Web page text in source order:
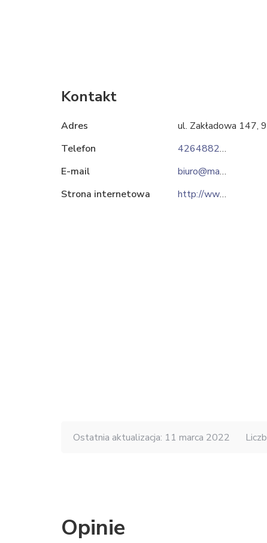
Kontakt
Adres
ul. Zakładowa 147,
Telefon
426488257
E-mail
biuro@mars-waldi.pl
Strona internetowa
http://www.mars-waldi.pl
Ostatnia aktualizacja: 11 marca 2022
Opinie